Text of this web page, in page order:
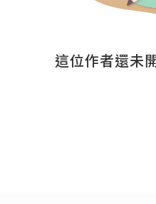
這位作者還未